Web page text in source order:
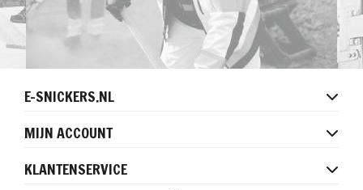
E-SNICKERS.NL
MIJN ACCOUNT
KLANTENSERVICE